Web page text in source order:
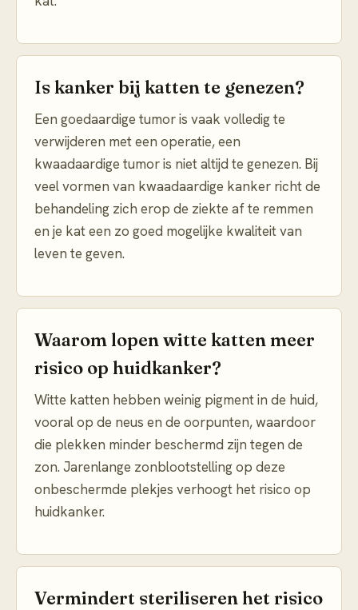
Is kanker bij katten te genezen?
Een goedaardige tumor is vaak volledig te
verwijderen met een operatie, een
kwaadaardige tumor is niet altijd te genezen. Bij
veel vormen van kwaadaardige kanker richt de
behandeling zich erop de ziekte af te remmen
en je kat een zo goed mogelijke kwaliteit van
leven te geven.
Waarom lopen witte katten meer
risico op huidkanker?
Witte katten hebben weinig pigment in de huid,
vooral op de neus en de oorpunten, waardoor
die plekken minder beschermd zijn tegen de
zon. Jarenlange zonblootstelling op deze
onbeschermde plekjes verhoogt het risico op
huidkanker.
Vermindert steriliseren het risico